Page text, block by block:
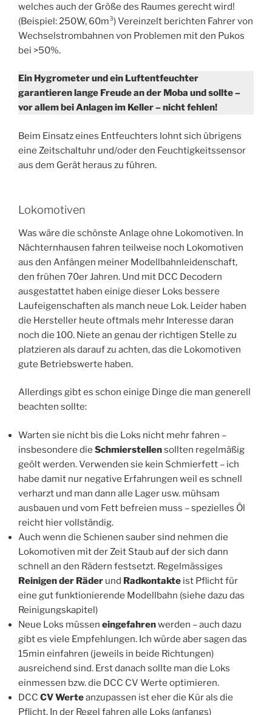
welches auch der Größe des Raumes gerecht wird!
(Beispiel: 250W, 60m³) Vereinzelt berichten Fahrer von
Wechselstrombahnen von Problemen mit den Pukos
bei >50%.
Ein Hygrometer und ein Luftentfeuchter
garantieren lange Freude an der Moba und sollte –
vor allem bei Anlagen im Keller – nicht fehlen!
Beim Einsatz eines Entfeuchters lohnt sich übrigens
eine Zeitschaltuhr und/oder den Feuchtigkeitssensor
aus dem Gerät heraus zu führen.
Lokomotiven
Was wäre die schönste Anlage ohne Lokomotiven. In
Nächternhausen fahren teilweise noch Lokomotiven
aus den Anfängen meiner Modellbahnleidenschaft,
den frühen 70er Jahren. Und mit DCC Decodern
ausgestattet haben einige dieser Loks bessere
Laufeigenschaften als manch neue Lok. Leider haben
die Hersteller heute oftmals mehr Interesse daran
noch die 100. Niete an genau der richtigen Stelle zu
platzieren als darauf zu achten, das die Lokomotiven
gute Betriebswerte haben.
Allerdings gibt es schon einige Dinge die man generell
beachten sollte:
Warten sie nicht bis die Loks nicht mehr fahren –
insbesondere die Schmierstellensollten regelmäßig
geölt werden. Verwenden sie kein Schmierfett – ich
habe damit nur negative Erfahrungen weil es schnell
verharzt und man dann alle Lager usw. mühsam
ausbauen und vom Fett befreien muss – spezielles Öl
reicht hier vollständig.
Auch wenn die Schienen sauber sind nehmen die
Lokomotiven mit der Zeit Staub auf der sich dann
schnell an den Rädern festsetzt. Regelmässiges
Reinigen der Räder und Radkontakte ist Pflicht für
eine gut funktionierende Modellbahn (siehe dazu das
Reinigungskapitel)
Neue Loks müssen eingefahrenwerden – auch dazu
gibt es viele Empfehlungen. Ich würde aber sagen das
15min einfahren (jeweils in beide Richtungen)
ausreichend sind. Erst danach sollte man die Loks
einmessen bzw. die DCC CV Werte optimieren.
DCC CV Werteanzupassen ist eher die Kür als die
Pflicht. In der Regel fahren alle Loks (anfangs)